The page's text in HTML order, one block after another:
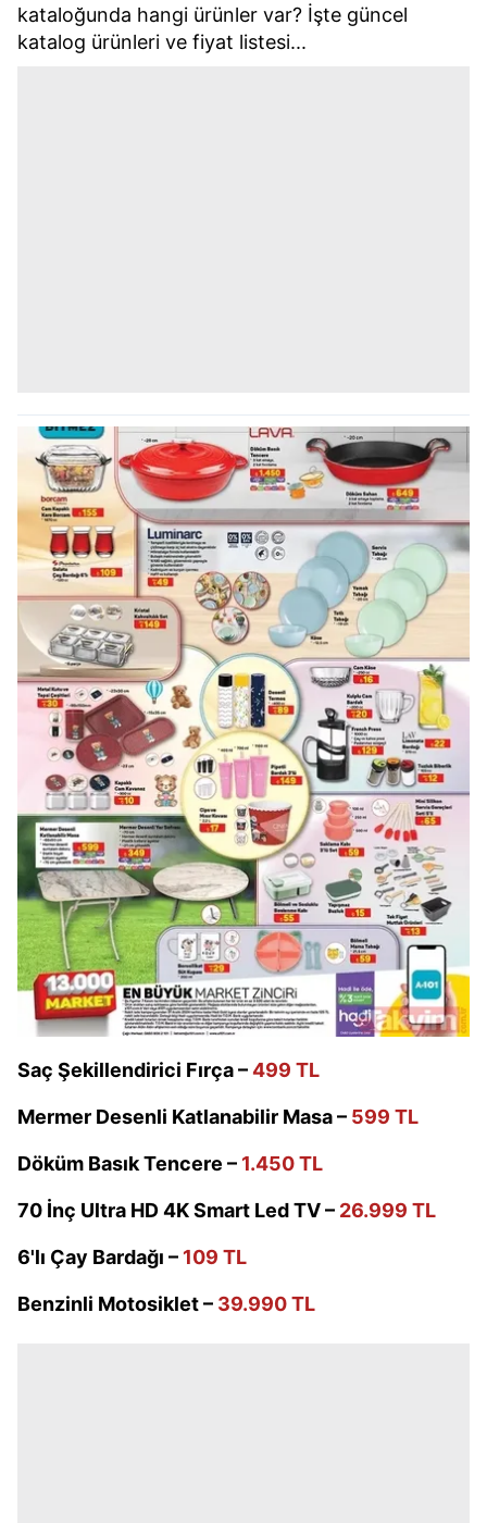
kataloğunda hangi ürünler var? İşte güncel
katalog ürünleri ve fiyat listesi...
Saç Şekillendirici Fırça –499 TL
Mermer Desenli Katlanabilir Masa – 599 TL
Döküm Basık Tencere – 1.450 TL
70 İnç Ultra HD 4K Smart Led TV – 26.999 TL
6'lı Çay Bardağı – 109 TL
Benzinli Motosiklet – 39.990 TL